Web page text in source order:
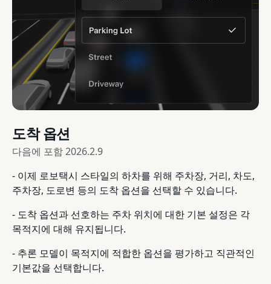
도착 옵션
다음에 포함2026.2.9
- 이제 로보택시 스타일의 하차를 위해 주차장, 거리, 차도,
주차장, 도로변 등의 도착 옵션을 선택할 수 있습니다.
- 도착 옵션과 선호하는 주차 위치에 대한 기본 설정은 각
목적지에 대해 유지됩니다.
- 추론 모델이 목적지에 적합한 옵션을 평가하고 직관적인
기본값을 선택합니다.